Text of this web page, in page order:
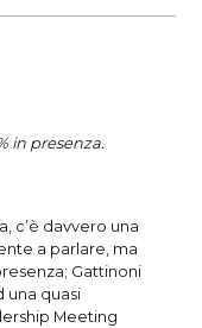
in presenza.
c’è davvero una
a parlare, ma
Gattinoni
una quasi
Meeting